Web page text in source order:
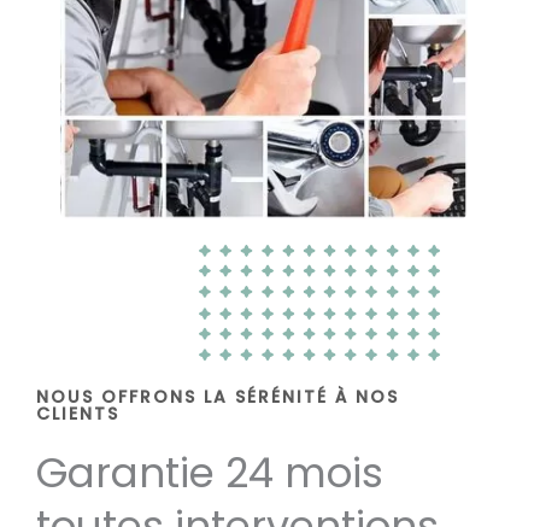
NOUS OFFRONS LA SÉRÉNITÉ À NOS
CLIENTS
Garantie 24 mois